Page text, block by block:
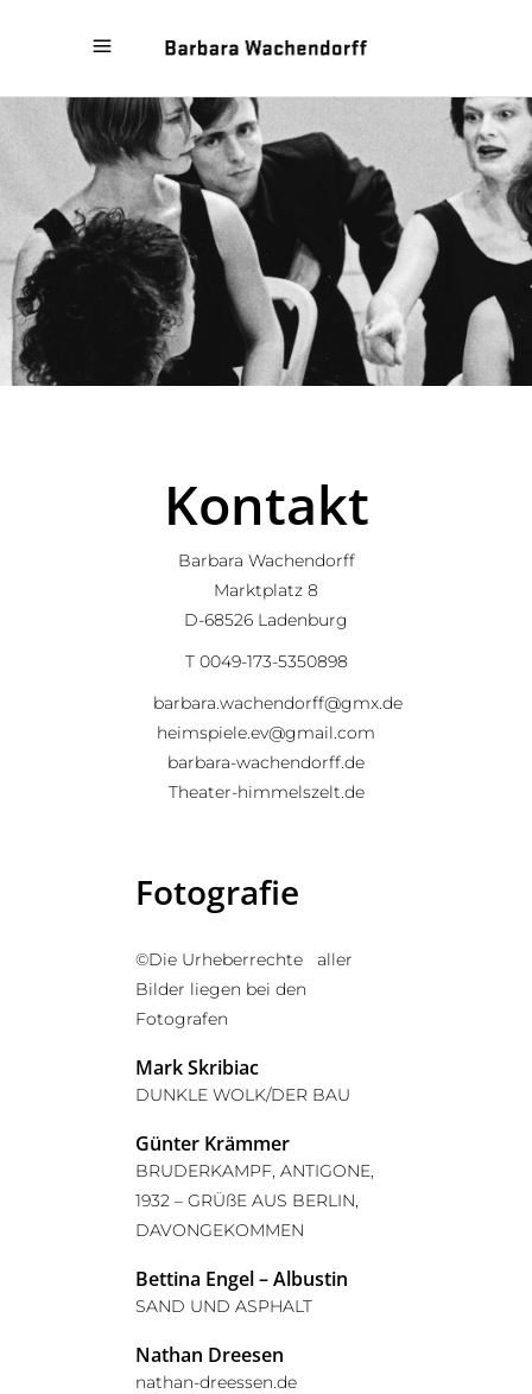
Kontakt
Barbara Wachendorff
Marktplatz 8
D-68526 Ladenburg
T 0049-173-5350898
barbara.wachendorff@gmx.de
heimspiele.ev@gmail.com
barbara-wachendorff.de
Theater-himmelszelt.de
Fotografie
©Die Urheberrechte aller
Bilder liegen bei den
Fotografen
Mark Skribiac
DUNKLE WOLK/DER BAU
Günter Krämmer
BRUDERKAMPF, ANTIGONE,
1932 – GRÜßE AUS BERLIN,
DAVONGEKOMMEN
Bettina Engel – Albustin
SAND UND ASPHALT
Nathan Dreesen
nathan-dreessen.de